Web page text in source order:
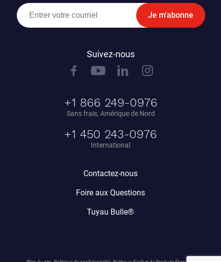
Je m'abonne
Suivez-nous
+1 866 249-0976
Sans frais, Amérique de Nord
+1 450 243-0976
International
Contactez-nous
Foire aux Questions
Tuyau Bulle®